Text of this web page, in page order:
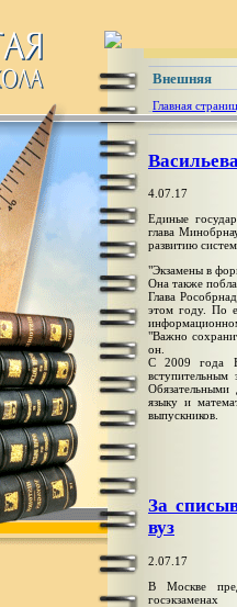
Внешняя
Главная
4.07.17
Единые
глава
развитию
"Экзамены в
Она также
Глава
этом году. По
"Важно
он.
С 2009 года
языку и
выпускников.
За
вуз
2.07.17
В Москве
госэкзаменах